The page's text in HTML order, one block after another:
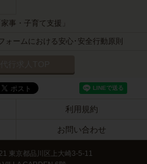
事・子育て支援」
ォームにおける安心･安全行動原則
利用規約
お問い合わせ
東京都品川区上大崎3-5-11